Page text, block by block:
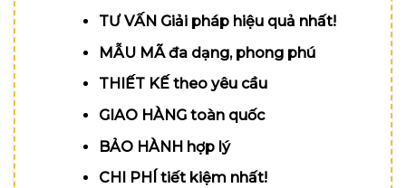
TƯ VẤN Giải pháp hiệu quả nhất!
MẪU MÃ đa dạng, phong phú
THIẾT KẾ theo yêu cầu
GIAO HÀNG toàn quốc
BẢO HÀNH hợp lý
CHI PHÍ tiết kiệm nhất!